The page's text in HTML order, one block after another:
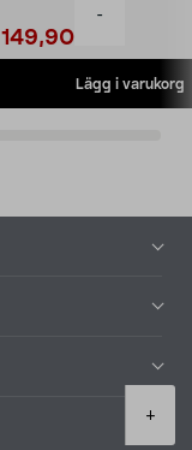
-
+
149,90
Lägg i varukorg